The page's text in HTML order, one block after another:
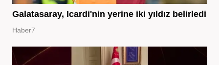
Galatasaray, Icardi'nin yerine iki yıldız belirledi
Haber7